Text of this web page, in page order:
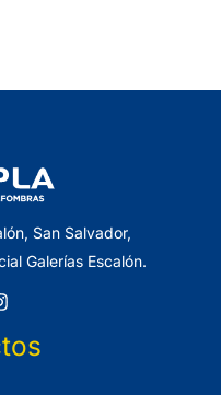
San Salvador,
Galerías Escalón.